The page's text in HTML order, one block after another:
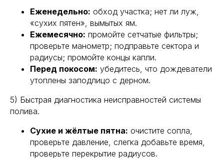
Еженедельно: обход участка; нет ли луж,
«сухих пятен», вымытых ям.
Ежемесячно: промойте сетчатые фильтры;
проверьте манометр; подправьте сектора и
радиусы; промойте концы капли.
Перед покосом: убедитесь, что дождеватели
утоплены заподлицо с дерном.
5) Быстрая диагностика неисправностей системы
полива.
Сухие и жёлтые пятна: очистите сопла,
проверьте давление, слегка добавьте время,
проверьте перекрытие радиусов.